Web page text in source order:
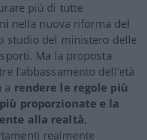
più di tutte
nella nuova riforma del
studio del ministero delle
Ma la proposta
l’abbassamento dell’età
a rendere le regole più
proporzionate e la
alla realtà,
realmente